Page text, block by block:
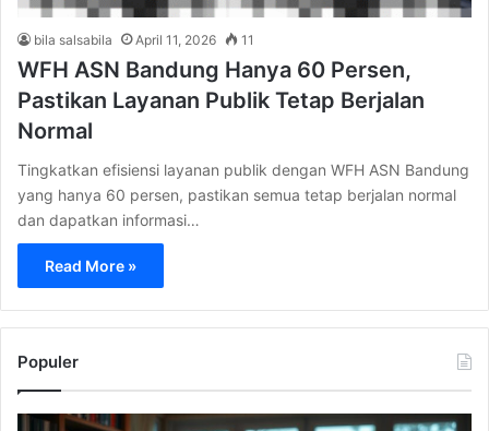
bila salsabila April 11, 2026 11
WFH ASN Bandung Hanya 60 Persen,
Pastikan Layanan Publik Tetap Berjalan
Normal
Tingkatkan efisiensi layanan publik dengan WFH ASN Bandung
yang hanya 60 persen, pastikan semua tetap berjalan normal
dan dapatkan informasi…
Read More »
Populer